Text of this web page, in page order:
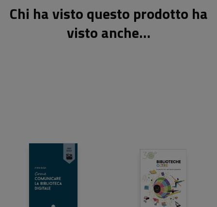
Chi ha visto questo prodotto ha
visto anche...
25,00 €